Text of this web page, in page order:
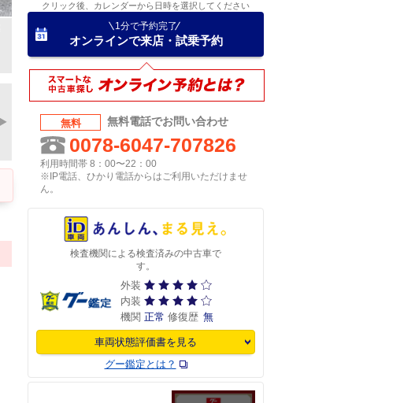
クリック後、カレンダーから日時を選択してください
1分で予約完了
オンラインで来店・試乗予約
無料 無料電話でお問い合わせ
0078-6047-707826
利用時間帯 8：00〜22：00
※IP電話、ひかり電話からはご利用いただけませ
ん。
検査機関による検査済みの中古車で
す。
外装
内装
機関 正常 修復歴 無
車両状態評価書を見る
グー鑑定とは？